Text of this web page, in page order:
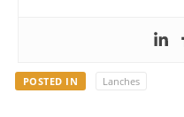
POSTED IN Lanches